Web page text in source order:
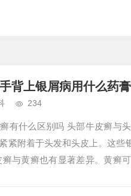
背上银屑病用什么药膏
234
有什么区别吗 头部牛皮癣与
紧附着于头发和头皮上。这
与黄癣也有显著差异。黄癣